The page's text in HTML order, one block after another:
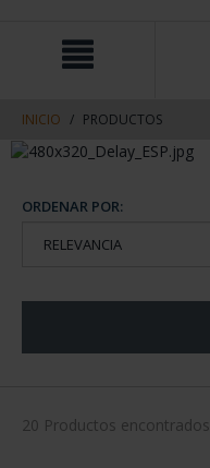
contenido
navegacin
INICIO PRODUCTOS
ORDENAR POR:
20 Productos encontrados